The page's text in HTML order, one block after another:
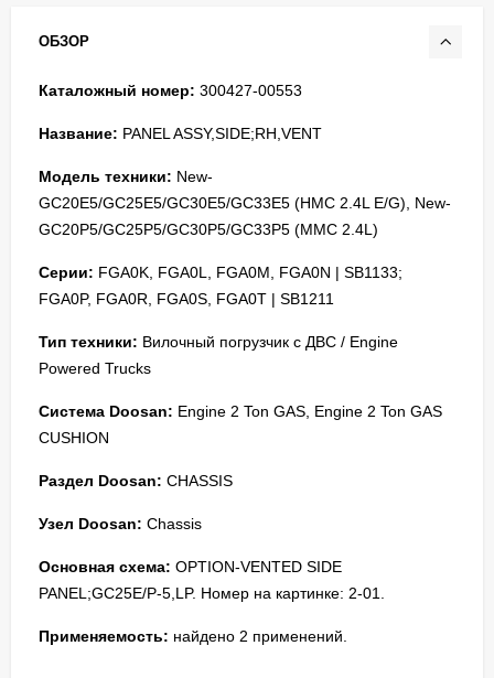
ОБЗОР
Каталожный номер: 300427-00553
Название: PANEL ASSY,SIDE;RH,VENT
Модель техники: New-
GC20E5/GC25E5/GC30E5/GC33E5 (HMC 2.4L E/G), New-
GC20P5/GC25P5/GC30P5/GC33P5 (MMC 2.4L)
Серии: FGA0K, FGA0L, FGA0M, FGA0N | SB1133;
FGA0P, FGA0R, FGA0S, FGA0T | SB1211
Тип техники: Вилочный погрузчик с ДВС / Engine
Powered Trucks
Система Doosan: Engine 2 Ton GAS, Engine 2 Ton GAS
CUSHION
Раздел Doosan: CHASSIS
Узел Doosan: Chassis
Основная схема: OPTION-VENTED SIDE
PANEL;GC25E/P-5,LP. Номер на картинке: 2-01.
Применяемость: найдено 2 применений.